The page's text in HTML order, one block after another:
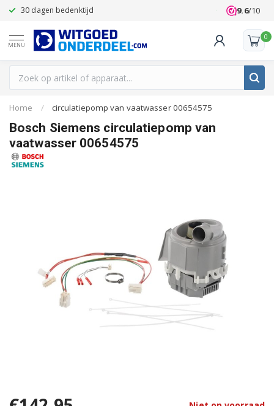
30 dagen bedenktijd Klanten
9.6/10
MENU
0
Home / circulatiepomp van vaatwasser 00654575
Bosch Siemens circulatiepomp van
vaatwasser 00654575